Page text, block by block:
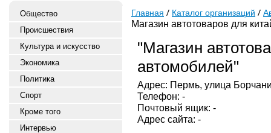
Общество
Происшествия
Культура и искусство
Экономика
Политика
Спорт
Кроме того
Интервью
Главная Каталог организаций
Магазин автотоваров для
"Магазин
автомобилей"
Адрес: Пермь, улица
Телефон: -
Почтовый ящик: -
Адрес сайта: -